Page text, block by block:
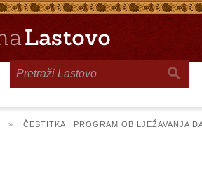
» ČESTITKA I PROGRAM OBILJEŽAVANJA